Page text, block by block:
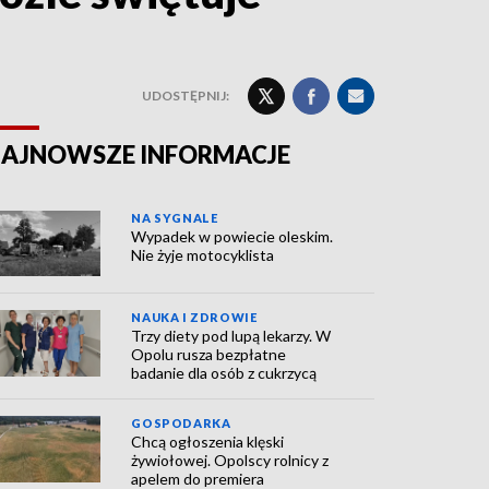
UDOSTĘPNIJ:
INFORMACJE
NA SYGNALE
Wypadek w powiecie oleskim.
Nie żyje motocyklista
NAUKA I ZDROWIE
Trzy diety pod lupą lekarzy. W
Opolu rusza bezpłatne
badanie dla osób z cukrzycą
GOSPODARKA
Chcą ogłoszenia klęski
żywiołowej. Opolscy rolnicy z
apelem do premiera